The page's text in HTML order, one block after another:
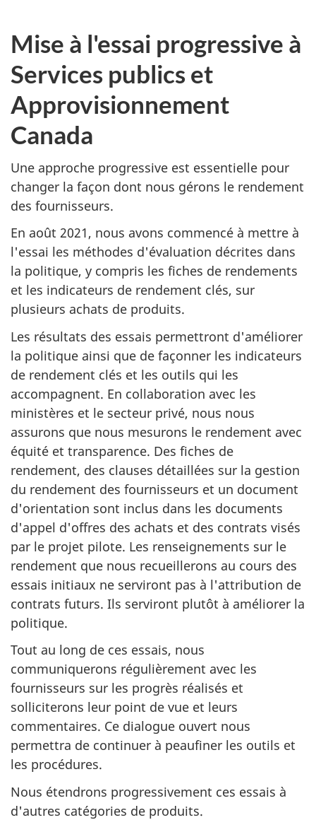
Mise à l'essai progressive à
Services publics et
Approvisionnement
Canada
Une approche progressive est essentielle pour
changer la façon dont nous gérons le rendement
des fournisseurs.
En août 2021, nous avons commencé à mettre à
l'essai les méthodes d'évaluation décrites dans
la politique, y compris les fiches de rendements
et les indicateurs de rendement clés, sur
plusieurs achats de produits.
Les résultats des essais permettront d'améliorer
la politique ainsi que de façonner les indicateurs
de rendement clés et les outils qui les
accompagnent. En collaboration avec les
ministères et le secteur privé, nous nous
assurons que nous mesurons le rendement avec
équité et transparence. Des fiches de
rendement, des clauses détaillées sur la gestion
du rendement des fournisseurs et un document
d'orientation sont inclus dans les documents
d'appel d'offres des achats et des contrats visés
par le projet pilote. Les renseignements sur le
rendement que nous recueillerons au cours des
essais initiaux ne serviront pas à l'attribution de
contrats futurs. Ils serviront plutôt à améliorer la
politique.
Tout au long de ces essais, nous
communiquerons régulièrement avec les
fournisseurs sur les progrès réalisés et
solliciterons leur point de vue et leurs
commentaires. Ce dialogue ouvert nous
permettra de continuer à peaufiner les outils et
les procédures.
Nous étendrons progressivement ces essais à
d'autres catégories de produits.